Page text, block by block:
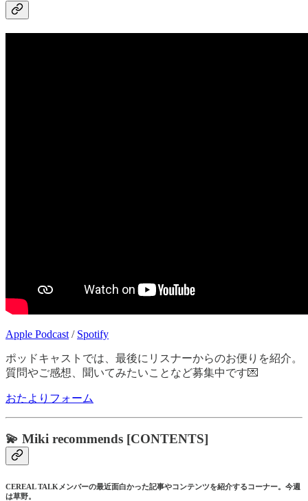
Apple Podcast / Spotify
ポッドキャストでは、最後にリスナーからのお便りを紹介。
質問やご感想、聞いてみたいことなど募集中です💌
おたよりフォーム
💫 Miki recommends [CONTENTS]
CEREAL TALKメンバーの最近面白かった記事やコンテンツを紹介するコーナー。今週
は草野。